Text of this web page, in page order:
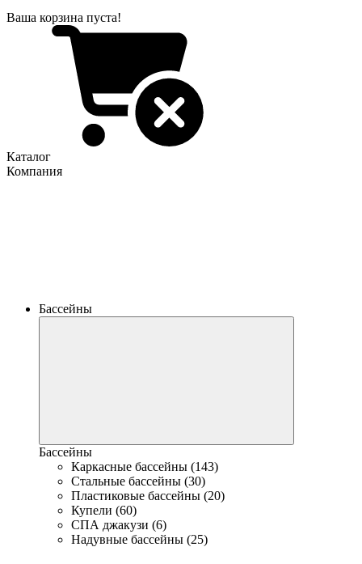
Ваша корзина пуста!
Каталог
Компания
Бассейны
Бассейны
Каркасные бассейны (143)
Стальные бассейны (30)
Пластиковые бассейны (20)
Купели (60)
СПА джакузи (6)
Надувные бассейны (25)